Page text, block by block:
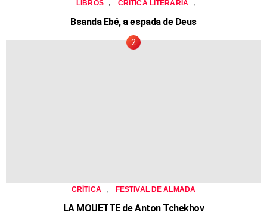
LIBROS CRÍTICA LITERARIA
Bsanda Ebé, a espada de Deus
CRÍTICA FESTIVAL DE ALMADA
LA MOUETTE de Anton Tchekhov